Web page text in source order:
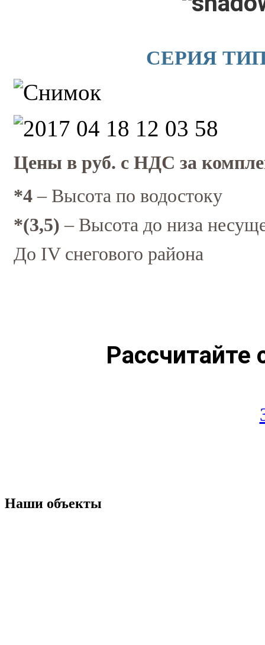
СЕРИЯ
Цены в руб. с НДС за
*4 – Высота по водостоку
*(3,5) – Высота до низа
До IV снегового района
Рассчитайте
Наши объекты